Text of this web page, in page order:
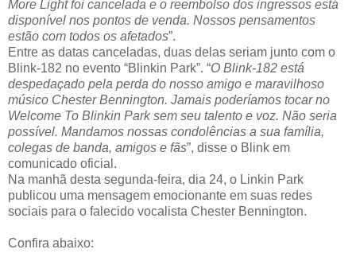
More Light foi cancelada e o reembolso dos ingressos está
disponível nos pontos de venda. Nossos pensamentos
estão com todos os afetados”.
Entre as datas canceladas, duas delas seriam junto com o
Blink-182 no evento “Blinkin Park”. “O Blink-182 está
despedaçado pela perda do nosso amigo e maravilhoso
músico Chester Bennington. Jamais poderíamos tocar no
Welcome To Blinkin Park sem seu talento e voz. Não seria
possível. Mandamos nossas condolências a sua família,
colegas de banda, amigos e fãs”, disse o Blink em
comunicado oficial.
Na manhã desta segunda-feira, dia 24, o Linkin Park
publicou uma mensagem emocionante em suas redes
sociais para o falecido vocalista Chester Bennington.
Confira abaixo: